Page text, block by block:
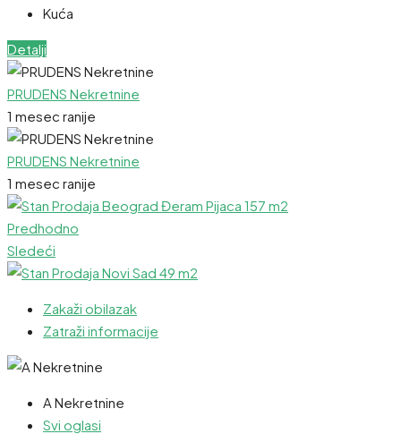
Kuća
Detalji
PRUDENS Nekretnine
1 mesec ranije
PRUDENS Nekretnine
1 mesec ranije
Predhodno
Sledeći
Zakaži obilazak
Zatraži informacije
A Nekretnine
Svi oglasi